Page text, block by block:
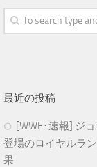
最近の投稿
[WWE･速報] ジ
登場のロイヤルラ
果